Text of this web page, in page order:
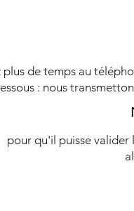
plus de temps au
: nous
pour qu'il puisse valider